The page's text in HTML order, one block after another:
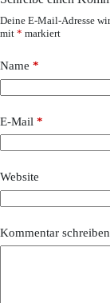
Deine E-Mail-Adresse
mit * markiert
Name *
E-Mail *
Website
Kommentar schreiben